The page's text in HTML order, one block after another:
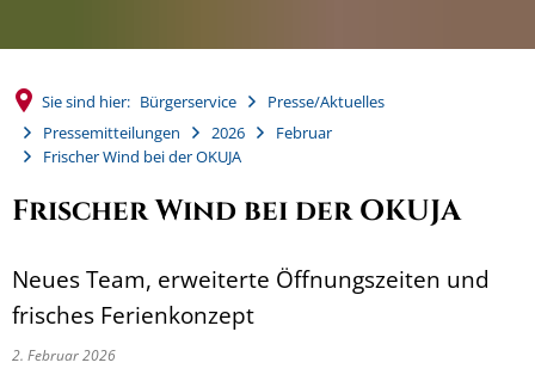
Sie sind hier: Bürgerservice
Presse/Aktuelles
Pressemitteilungen
2026
Februar
Frischer Wind bei der OKUJA
Frischer Wind bei der OKUJA
Neues Team, erweiterte Öffnungszeiten und
frisches Ferienkonzept
2. Februar 2026